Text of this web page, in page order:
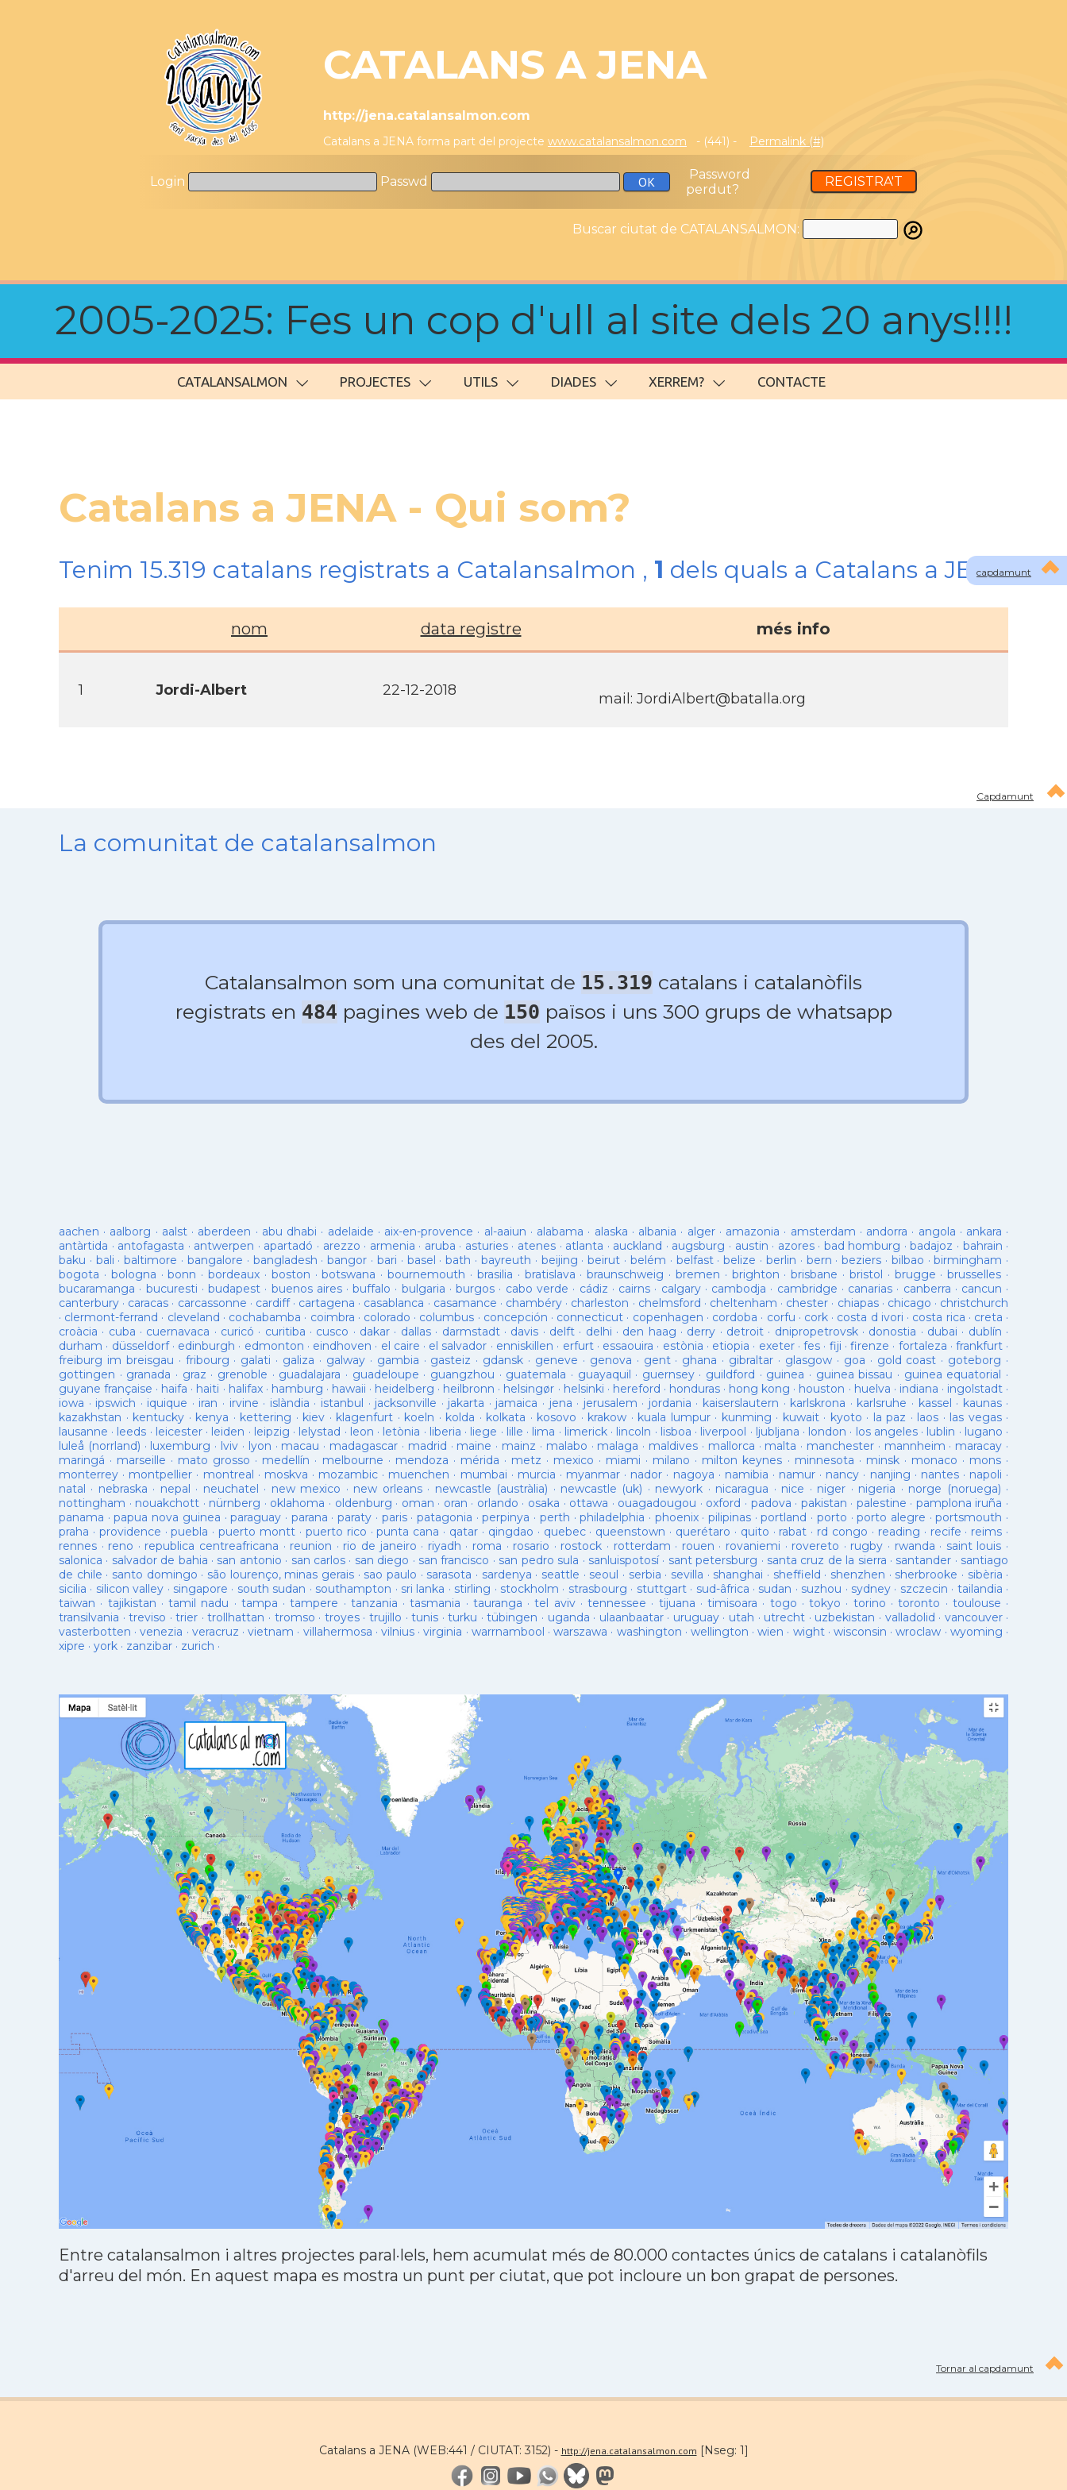
CATALANS A JENA
http://jena.catalansalmon.com
Catalans a JENA forma part del projecte www.catalansalmon.com - (441) - Permalink (#)
Login Passwd
Password
perdut?
REGISTRA'T
Buscar ciutat de CATALANSALMON:
2005-2025: Fes un cop d'ull al site dels 20 anys!!!!
CATALANSALMON PROJECTES UTILS DIADES XERREM? CONTACTE
capdamunt
Catalans a JENA - Qui som?
Tenim 15.319 catalans registrats a Catalansalmon , 1 dels quals a Catalans a JENA
nom data registre més info
1 Jordi-Albert 22-12-2018 mail: JordiAlbert@batalla.org
Capdamunt
La comunitat de catalansalmon
Catalansalmon som una comunitat de 15.319 catalans i catalanòfils
registrats en 484 pagines web de 150 països i uns 300 grups de whatsapp
des del 2005.
aachen · aalborg · aalst· aberdeen · abu dhabi · adelaide · aix-en-provence · al-aaiun · alabama · alaska · albania · alger· amazonia · amsterdam · andorra · angola · ankara ·
antàrtida · antofagasta · antwerpen · apartadó · arezzo · armenia · aruba · asturies· atenes · atlanta · auckland · augsburg · austin · azores· bad homburg ·badajoz · bahrain ·
baku · bali ·baltimore · bangalore · bangladesh ·bangor · bari · basel ·bath · bayreuth · beijing ·beirut · belém · belfast·belize · berlin · bern ·beziers · bilbao ·birmingham ·
bogota · bologna ·bonn ·bordeaux · boston ·botswana ·bournemouth · brasilia · bratislava ·braunschweig · bremen · brighton ·brisbane · bristol · brugge ·brusselles ·
bucaramanga · bucuresti · budapest · buenos aires·buffalo · bulgaria ·burgos · cabo verde · cádiz · cairns · calgary· cambodja · cambridge · canarias · canberra · cancun ·
canterbury · caracas · carcassonne · cardiff· cartagena · casablanca · casamance · chambéry · charleston · chelmsford · cheltenham · chester · chiapas· chicago · christchurch
· clermont-ferrand · cleveland · cochabamba · coimbra · colorado · columbus · concepción · connecticut · copenhagen · cordoba · corfu · cork · costa d ivori · costa rica · creta ·
croàcia · cuba · cuernavaca · curicó · curitiba · cusco · dakar · dallas· darmstadt· davis · delft· delhi · den haag · derry · detroit· dnipropetrovsk· donostia · dubai · dublín ·
durham · düsseldorf· edinburgh · edmonton · eindhoven · el caire · el salvador · enniskillen · erfurt· essaouira · estònia · etiopia · exeter· fes · fiji · firenze · fortaleza · frankfurt ·
freiburg im breisgau · fribourg · galati · galiza · galway· gambia · gasteiz · gdansk · geneve · genova · gent· ghana · gibraltar · glasgow· goa · gold coast · goteborg ·
gottingen · granada · graz · grenoble · guadalajara · guadeloupe · guangzhou · guatemala · guayaquil · guernsey· guildford · guinea · guinea bissau · guinea equatorial ·
guyane française · haifa · haiti · halifax· hamburg · hawaii · heidelberg · heilbronn · helsingør · helsinki · hereford · honduras· hong kong · houston · huelva · indiana · ingolstadt·
iowa · ipswich · iquique · iran · irvine · islàndia · istanbul · jacksonville · jakarta · jamaica · jena · jerusalem · jordania · kaiserslautern · karlskrona · karlsruhe · kassel · kaunas·
kazakhstan · kentucky · kenya · kettering · kiev · klagenfurt · koeln · kolda · kolkata · kosovo · krakow · kuala lumpur· kunming · kuwait· kyoto · la paz · laos · las vegas·
lausanne · leeds · leicester· leiden · leipzig · lelystad · leon · letònia · liberia · liege · lille · lima · limerick· lincoln · lisboa · liverpool · ljubljana · london · los angeles· lublin · lugano ·
luleå (norrland) · luxemburg · lviv · lyon · macau · madagascar · madrid · maine · mainz · malabo · malaga · maldives · mallorca · malta · manchester · mannheim · maracay ·
maringá · marseille · mato grosso · medellín · melbourne · mendoza · mérida · metz · mexico · miami · milano · milton keynes · minnesota · minsk· monaco · mons ·
monterrey · montpellier · montreal · moskva · mozambic · muenchen · mumbai · murcia · myanmar · nador · nagoya · namibia · namur · nancy · nanjing · nantes· napoli ·
natal · nebraska · nepal · neuchatel · new mexico · new orleans· newcastle (austràlia) · newcastle (uk) · newyork · nicaragua · nice · niger · nigeria · norge (noruega) ·
nottingham · nouakchott · nürnberg · oklahoma · oldenburg · oman · oran · orlando · osaka · ottawa · ouagadougou · oxford · padova · pakistan · palestine · pamplona iruña ·
panama ·papua nova guinea ·paraguay · parana ·paraty · paris· patagonia ·perpinya · perth ·philadelphia · phoenix·pilipinas ·portland · porto ·porto alegre ·portsmouth ·
praha · providence ·puebla ·puerto montt · puerto rico ·punta cana · qatar · qingdao · quebec· queenstown · querétaro · quito · rabat · rd congo · reading · recife · reims ·
rennes · reno · republica centreafricana · reunion · rio de janeiro · riyadh · roma · rosario · rostock · rotterdam · rouen · rovaniemi · rovereto · rugby · rwanda · saint louis ·
salonica · salvador de bahia · san antonio · san carlos · san diego · san francisco · san pedro sula · sanluispotosí· sant petersburg · santa cruz de la sierra · santander · santiago
de chile · santo domingo · são lourenço, minas gerais· sao paulo · sarasota · sardenya · seattle · seoul · serbia · sevilla · shanghai · sheffield · shenzhen · sherbrooke · sibèria ·
sicilia · silicon valley · singapore · south sudan · southampton · sri lanka · stirling · stockholm · strasbourg · stuttgart· sud-âfrica · sudan · suzhou · sydney · szczecin · tailandia ·
taiwan · tajikistan ·tamil nadu · tampa ·tampere · tanzania ·tasmania · tauranga ·tel aviv·tennessee · tijuana ·timisoara · togo ·tokyo · torino ·toronto · toulouse ·
transilvania ·treviso ·trier ·trollhattan · tromso · troyes· trujillo ·tunis ·turku ·tübingen · uganda · ulaanbaatar· uruguay· utah · utrecht · uzbekistan · valladolid · vancouver·
vasterbotten ·venezia · veracruz ·vietnam · villahermosa · vilnius·virginia · warrnambool ·warszawa · washington · wellington ·wien · wight·wisconsin ·wroclaw · wyoming ·
xipre · york · zanzibar · zurich ·
Entre catalansalmon i altres projectes paral·lels, hem acumulat més de 80.000 contactes únics de catalans i catalanòfils
d'arreu del món. En aquest mapa es mostra un punt per ciutat, que pot incloure un bon grapat de persones.
Tornar al capdamunt
Catalans a JENA (WEB:441 / CIUTAT: 3152) - http://jena.catalansalmon.com [Nseg: 1]